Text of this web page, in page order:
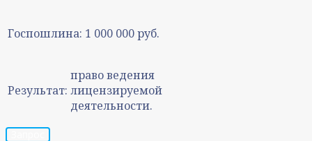
Госпошлина: 1 000 000 руб.
Результат:
право ведения
лицензируемой
деятельности.